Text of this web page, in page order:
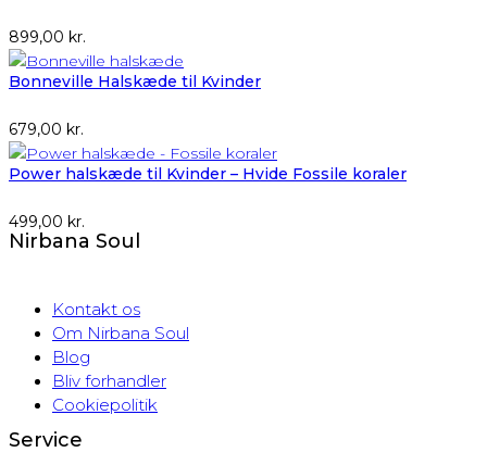
899,00 kr.
Bonneville Halskæde til Kvinder
679,00 kr.
Power halskæde til Kvinder – Hvide Fossile koraler
499,00 kr.
Nirbana Soul
Kontakt os
Om Nirbana Soul
Blog
Bliv forhandler
Cookiepolitik
Service